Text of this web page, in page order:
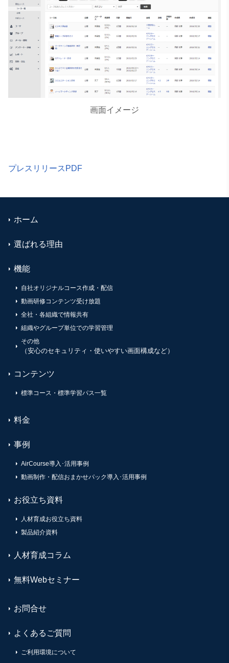
画面イメージ
プレスリリースPDF
ホーム
選ばれる理由
機能
自社オリジナルコース作成・配信
動画研修コンテンツ受け放題
全社・各組織で情報共有
組織やグループ単位での学習管理
その他
（安心のセキュリティ・使いやすい画面構成など）
コンテンツ
標準コース・標準学習パス一覧
料金
事例
AirCourse導入･活用事例
動画制作・配信おまかせパック導入･活用事例
お役立ち資料
人材育成お役立ち資料
製品紹介資料
人材育成コラム
無料Webセミナー
お問合せ
よくあるご質問
ご利用環境について